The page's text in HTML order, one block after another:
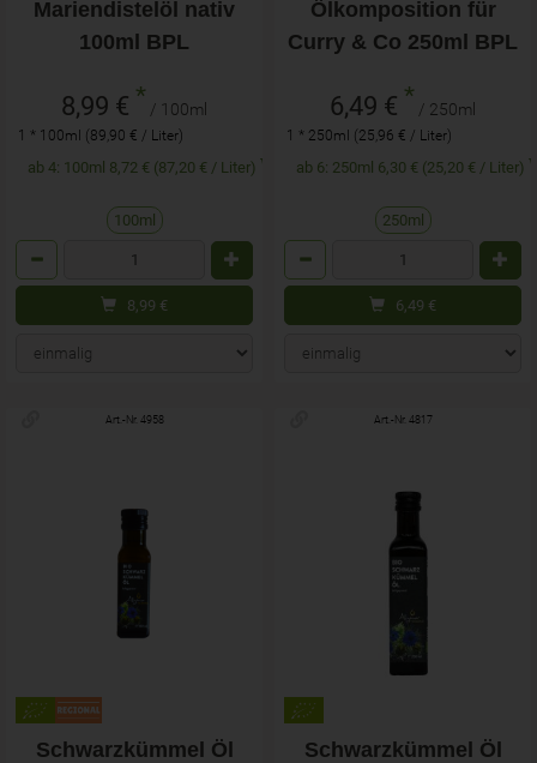
Mariendistelöl nativ
100ml BPL
8,99 € * / 100ml
1 * 100ml (89,90 € / Liter)
ab 4: 100ml 8,72 € (87,20 € / Liter)
100ml
8,99 €
Ölkomposition für
Curry & Co 250ml BPL
6,49 € * / 250ml
1 * 250ml (25,96 € / Liter)
ab 6: 250ml 6,30 € (25,20 € / Liter)
250ml
6,49 €
Art.-Nr. 4958
Schwarzkümmel Öl
Art.-Nr. 4817
Schwarzkümmel Öl